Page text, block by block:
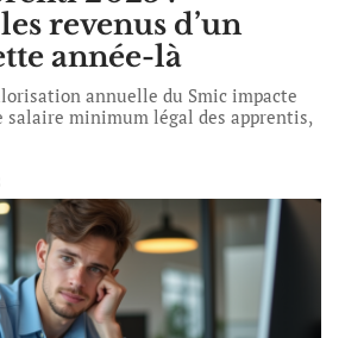
revenus d’un
année-là
annuelle du Smic impacte
minimum légal des apprentis,